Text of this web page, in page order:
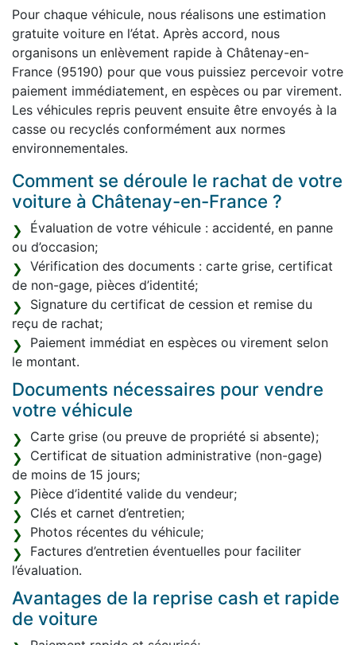
Pour chaque véhicule, nous réalisons une estimation
gratuite voiture en l’état. Après accord, nous
organisons un enlèvement rapide à Châtenay-en-
France (95190) pour que vous puissiez percevoir votre
paiement immédiatement, en espèces ou par virement.
Les véhicules repris peuvent ensuite être envoyés à la
casse ou recyclés conformément aux normes
environnementales.
Comment se déroule le rachat de votre
voiture à Châtenay-en-France ?
Évaluation de votre véhicule : accidenté, en panne
ou d’occasion;
Vérification des documents : carte grise, certificat
de non-gage, pièces d’identité;
Signature du certificat de cession et remise du
reçu de rachat;
Paiement immédiat en espèces ou virement selon
le montant.
Documents nécessaires pour vendre
votre véhicule
Carte grise (ou preuve de propriété si absente);
Certificat de situation administrative (non-gage)
de moins de 15 jours;
Pièce d’identité valide du vendeur;
Clés et carnet d’entretien;
Photos récentes du véhicule;
Factures d’entretien éventuelles pour faciliter
l’évaluation.
Avantages de la reprise cash et rapide
de voiture